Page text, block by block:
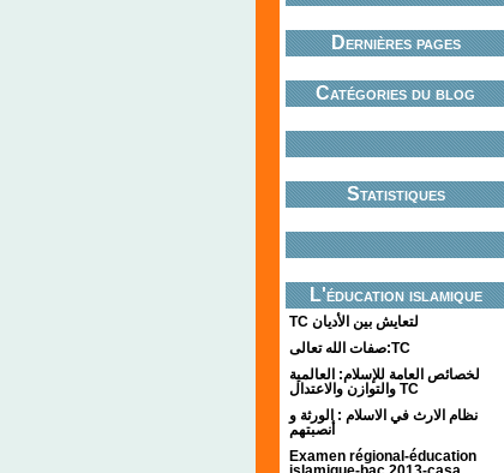
Dernières pages
Catégories du blog
Statistiques
L'éducation islamique
TC لتعايش بين الأديان
صفات الله تعالى:TC
لخصائص العامة للإسلام: العالمية
والتوازن والاعتدال TC
نظام الارث في الاسلام : الورثة و
أنصبتهم
Examen régional-éducation